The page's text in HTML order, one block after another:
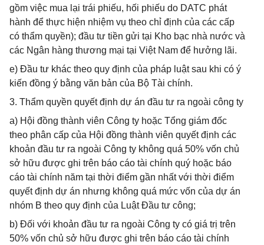
gồm việc mua lại trái phiếu, hối phiếu do DATC phát
hành để thực hiện nhiệm vụ theo chỉ định của các cấp
có thẩm quyền); đầu tư tiền gửi tại Kho bạc nhà nước và
các Ngân hàng thương mại tại Việt Nam để hưởng lãi.
e) Đầu tư khác theo quy định của pháp luật sau khi có ý
kiến đồng ý bằng văn bản của Bộ Tài chính.
3. Thẩm quyền quyết định dự án đầu tư ra ngoài công ty
a) Hội đồng thành viên Công ty hoặc Tổng giám đốc
theo phân cấp của Hội đồng thành viên quyết định các
khoản đầu tư ra ngoài Công ty không quá 50% vốn chủ
sở hữu được ghi trên báo cáo tài chính quý hoặc báo
cáo tài chính năm tại thời điểm gần nhất với thời điểm
quyết định dự án nhưng không quá mức vốn của dự án
nhóm B theo quy định của Luật Đầu tư công;
b) Đối với khoản đầu tư ra ngoài Công ty có giá trị trên
50% vốn chủ sở hữu được ghi trên báo cáo tài chính